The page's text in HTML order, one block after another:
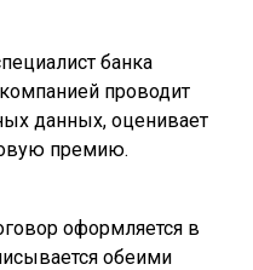
банка
проводит
данных, оценивает
премию.
оформляется в
обеими